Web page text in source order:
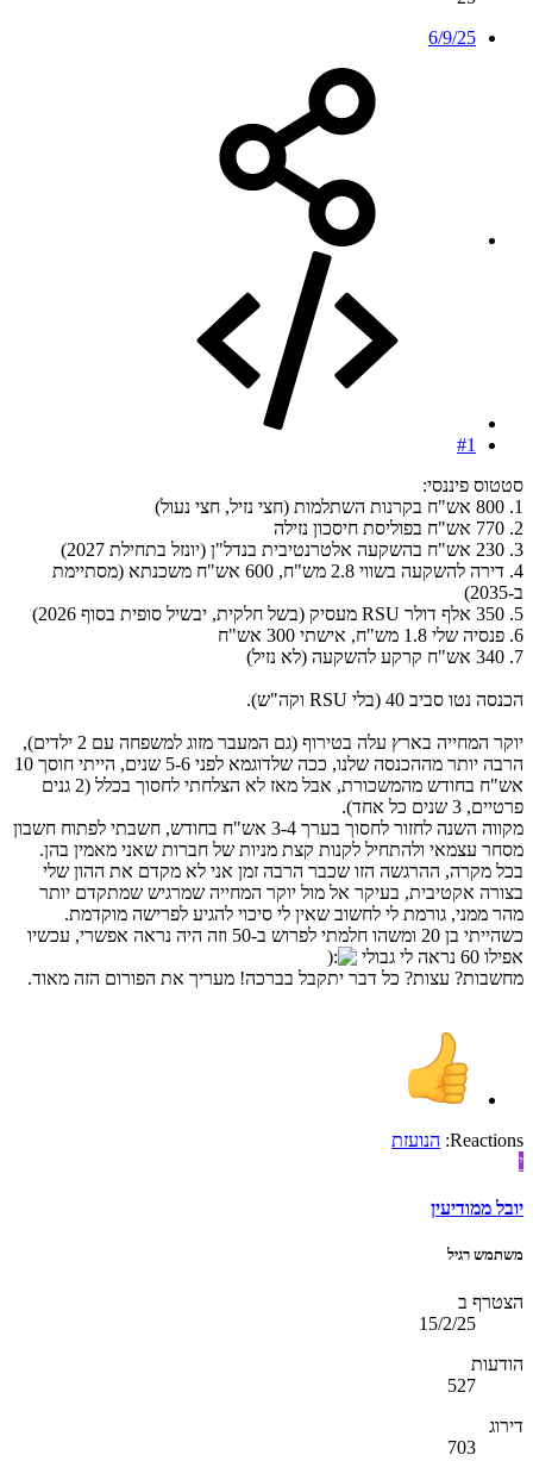
6/9/25
#1
סטטוס פיננסי:
1. 800 אש"ח בקרנות השתלמות (חצי נזיל, חצי נעול)
2. 770 אש"ח בפוליסת חיסכון נזילה
3. 230 אש"ח בהשקעה אלטרנטיבית בנדל"ן (יונזל בתחילת 2027)
4. דירה להשקעה בשווי 2.8 מש"ח, 600 אש"ח משכנתא (מסתיימת
ב-2035)
5. 350 אלף דולר RSU מעסיק (בשל חלקית, יבשיל סופית בסוף 2026)
6. פנסיה שלי 1.8 מש"ח, אישתי 300 אש"ח
7. 340 אש"ח קרקע להשקעה (לא נזיל)
הכנסה נטו סביב 40 (בלי RSU וקה"ש).
יוקר המחייה בארץ עלה בטירוף (גם המעבר מזוג למשפחה עם 2 ילדים),
הרבה יותר מההכנסה שלנו, ככה שלדוגמא לפני 5-6 שנים, הייתי חוסך 10
אש"ח בחודש מהמשכורת, אבל מאז לא הצלחתי לחסוך בכלל (2 גנים
פרטיים, 3 שנים כל אחד).
מקווה השנה לחזור לחסוך בערך 3-4 אש"ח בחודש, חשבתי לפתוח חשבון
מסחר עצמאי ולהתחיל לקנות קצת מניות של חברות שאני מאמין בהן.
בכל מקרה, ההרגשה הזו שכבר הרבה זמן אני לא מקדם את ההון שלי
בצורה אקטיבית, בעיקר אל מול יוקר המחייה שמרגיש שמתקדם יותר
מהר ממני, גורמת לי לחשוב שאין לי סיכוי להגיע לפרישה מוקדמת.
כשהייתי בן 20 ומשהו חלמתי לפרוש ב-50 וזה היה נראה אפשרי, עכשיו
אפילו 60 נראה לי גבולי
מחשבות? עצות? כל דבר יתקבל בברכה! מעריך את הפורום הזה מאוד.
Reactions: הנועזת
י
יובל ממודיעין
משתמש רגיל
הצטרף ב
15/2/25
הודעות
527
דירוג
703